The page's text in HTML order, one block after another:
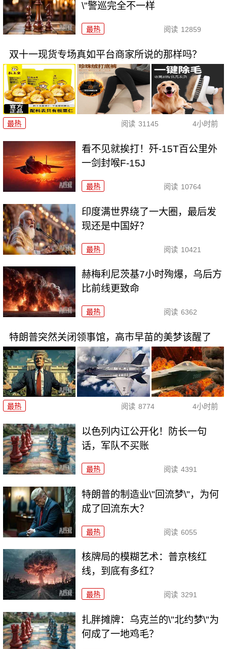
\"警巡完全不一样
最热 阅读 12859
双十一现货专场真如平台商家所说的那样吗？
最热 阅读 31145 4小时前
看不见就挨打！歼-15T百公里外
一剑封喉F-15J
最热 阅读 10764
印度满世界绕了一大圈，最后发
现还是中国好？
最热 阅读 10421
赫梅利尼茨基7小时殉爆，乌后方
比前线更致命
最热 阅读 6362
特朗普突然关闭领事馆，高市早苗的美梦该醒了
最热 阅读 8774 4小时前
以色列内讧公开化！防长一句
话，军队不买账
最热 阅读 4391
特朗普的制造业\"回流梦\"，为何
成了回流东大？
最热 阅读 6055
核牌局的模糊艺术：普京核红
线，到底有多红？
最热 阅读 3291
扎胖摊牌：乌克兰的\"北约梦\"为
何成了一地鸡毛？